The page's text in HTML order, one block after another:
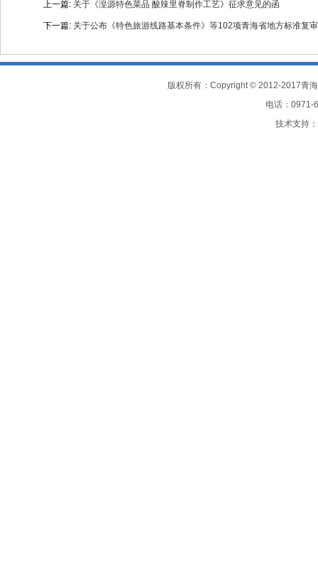
上一篇: 关于《湟源特色菜品 酸辣里脊制作工艺》征求意见的函
下一篇: 关于公布《特色旅游线路基本条件》等102项青海省地方标准复
电话：0971-
技术支持：